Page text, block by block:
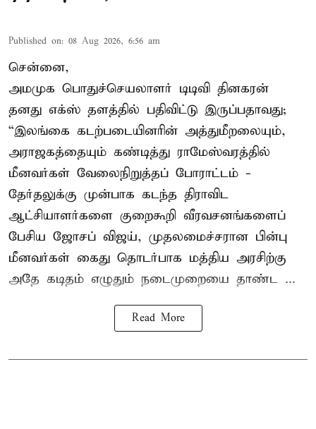
Published on: 08 Aug 2026, 6:56 am
சென்னை,
அமமுக பொதுச்செயலாளர் டிடிவி தினகரன்
தனது எக்ஸ் தளத்தில் பதிவிட்டு இருப்பதாவது;
“இலங்கை கடற்படையினரின் அத்துமீறலையும்,
அராஜகத்தையும் கண்டித்து ராமேஸ்வரத்தில்
மீனவர்கள் வேலைநிறுத்தப் போராட்டம் -
தேர்தலுக்கு முன்பாக கடந்த திராவிட
ஆட்சியாளர்களை குறைகூறி வீரவசனங்களைப்
பேசிய ஜோசப் விஜய், முதலமைச்சரான பின்பு
மீனவர்கள் கைது தொடர்பாக மத்திய அரசிற்கு
அதே கடிதம் எழுதும் நடைமுறையை தாண்ட ...
Read More